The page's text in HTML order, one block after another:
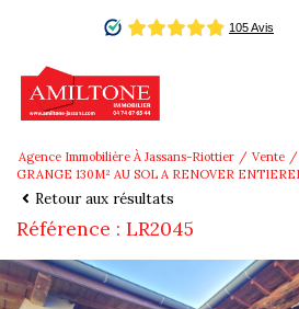
Agence Immobilière À Jassans-Riottier Vente
GRANGE 130M² AU SOL A RENOVER
Retour aux résultats
Référence : LR2045